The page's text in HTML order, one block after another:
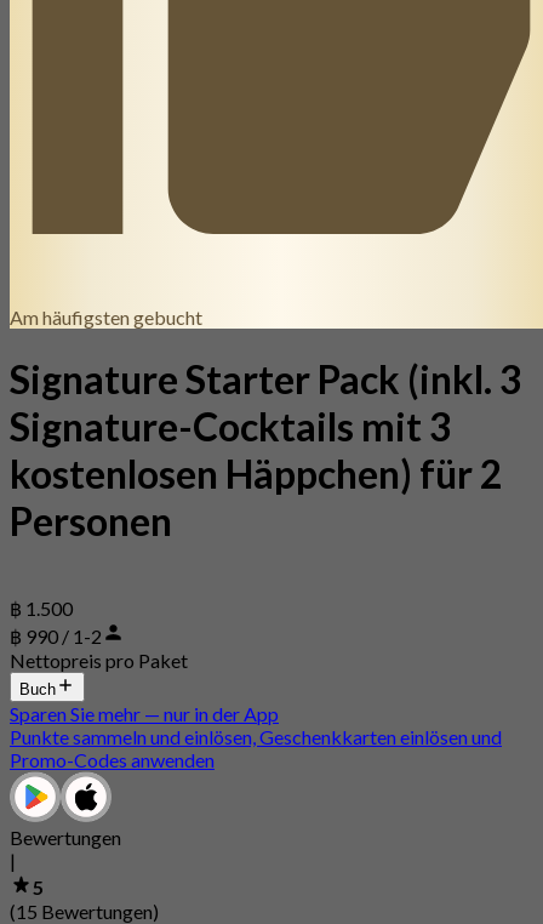
Am häufigsten gebucht
Signature Starter Pack (inkl. 3
Signature-Cocktails mit 3
kostenlosen Häppchen) für 2
Personen
฿ 1.500
฿ 990 / 1-2
Nettopreis pro Paket
Buch
Sparen Sie mehr — nur in der App
Punkte sammeln und einlösen, Geschenkkarten einlösen und
Promo-Codes anwenden
Bewertungen
|
5
(15 Bewertungen)